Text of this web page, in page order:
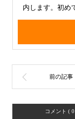
内します。初め
コメント (